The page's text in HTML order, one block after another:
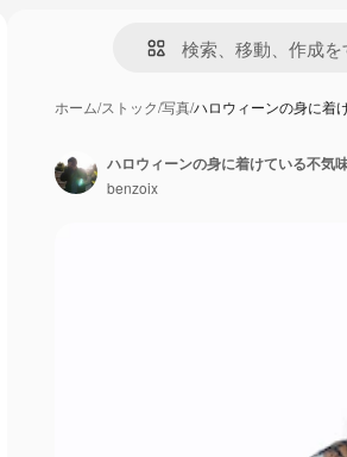
ホーム/ストック/写真/ハロウィーンの身に着
benzoix